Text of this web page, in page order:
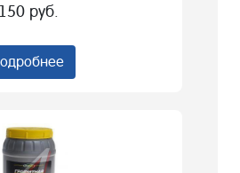
150 руб.